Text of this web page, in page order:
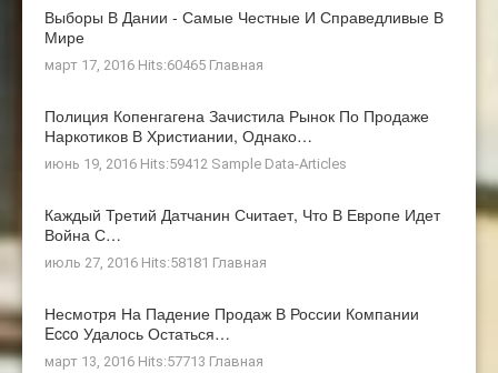
Выборы В Дании - Самые Честные И Справедливые В
Мире
март 17, 2016 Hits:60465 Главная
Полиция Копенгагена Зачистила Рынок По Продаже
Наркотиков В Христиании, Однако…
июнь 19, 2016 Hits:59412 Sample Data-Articles
Каждый Третий Датчанин Считает, Что В Европе Идет
Война С…
июль 27, 2016 Hits:58181 Главная
Несмотря На Падение Продаж В России Компании
Ecco Удалось Остаться…
март 13, 2016 Hits:57713 Главная